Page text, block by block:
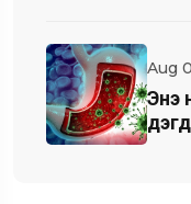
Aug
Энэ